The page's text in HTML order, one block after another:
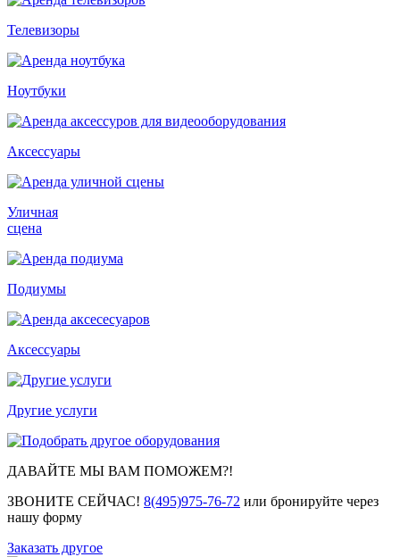
Телевизоры
Ноутбуки
Аксессуары
Уличная
сцена
Подиумы
Аксессуары
Другие услуги
ДАВАЙТЕ МЫ ВАМ ПОМОЖЕМ?!
ЗВОНИТЕ СЕЙЧАС! 8(495)975-76-72 или бронируйте через
нашу форму
Заказать другое